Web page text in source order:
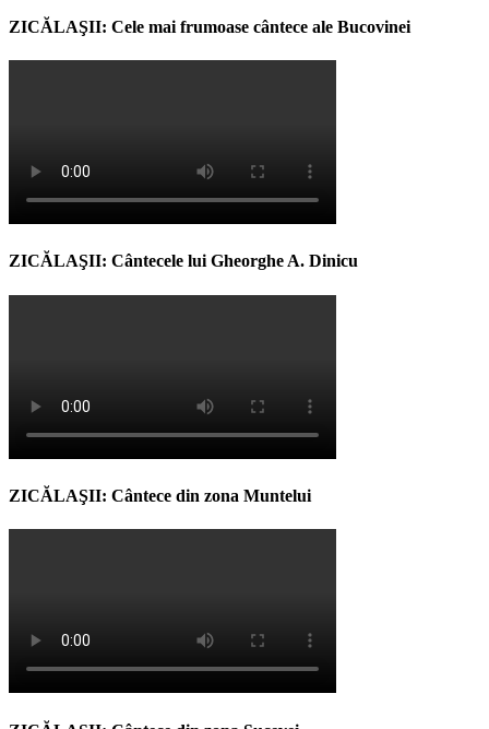
ZICĂLAŞII: Cele mai frumoase cântece ale Bucovinei
ZICĂLAŞII: Cântecele lui Gheorghe A. Dinicu
ZICĂLAŞII: Cântece din zona Muntelui